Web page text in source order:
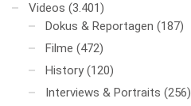
Videos (3.401)
Dokus & Reportagen (187)
Filme (472)
History (120)
Interviews & Portraits (256)